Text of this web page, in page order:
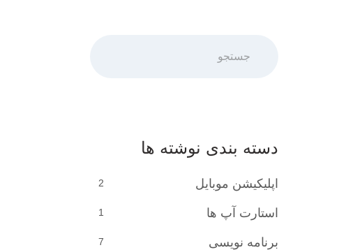
دسته بندی نوشته ها
2 اپلیکیشن موبایل
1 استارت آپ ها
7 برنامه نویسی